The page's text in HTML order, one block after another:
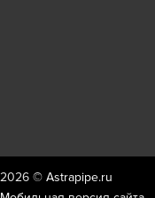
2026 © Astrapipe.ru